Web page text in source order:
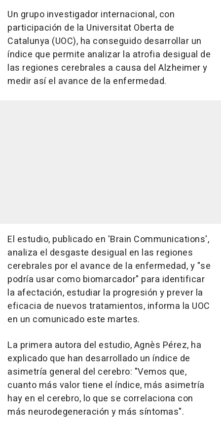
Un grupo investigador internacional, con
participación de la Universitat Oberta de
Catalunya (UOC), ha conseguido desarrollar un
índice que permite analizar la atrofia desigual de
las regiones cerebrales a causa del Alzheimer y
medir así el avance de la enfermedad.
El estudio, publicado en 'Brain Communications',
analiza el desgaste desigual en las regiones
cerebrales por el avance de la enfermedad, y "se
podría usar como biomarcador" para identificar
la afectación, estudiar la progresión y prever la
eficacia de nuevos tratamientos, informa la UOC
en un comunicado este martes.
La primera autora del estudio, Agnès Pérez, ha
explicado que han desarrollado un índice de
asimetría general del cerebro: "Vemos que,
cuanto más valor tiene el índice, más asimetría
hay en el cerebro, lo que se correlaciona con
más neurodegeneración y más síntomas".